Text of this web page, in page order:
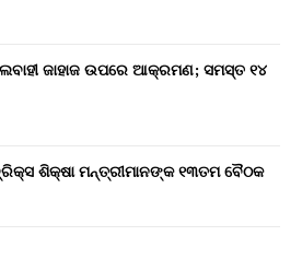
ଜାହାଜ ଉପରେ ଆକ୍ରମଣ; ସମସ୍ତ ୧୪
ଶିକ୍ଷା ମନ୍ତ୍ରୀମାନଙ୍କ ୧୩ତମ ବୈଠକ